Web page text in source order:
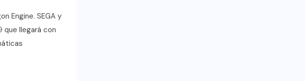
Engine. SEGA y
que llegará con